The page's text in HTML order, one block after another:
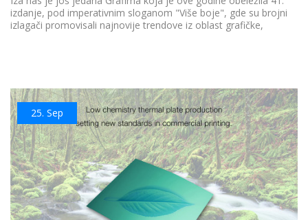
izdanje, pod imperativnim sloganom "Više boje", gde su brojni
izlagači promovisali najnovije trendove iz oblast grafičke,
25. Sep